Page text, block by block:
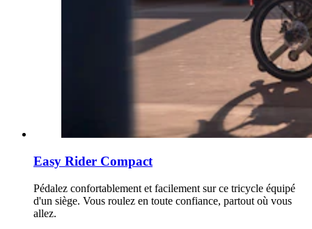
Easy Rider Compact
Pédalez confortablement et facilement sur ce tricycle équipé
d'un siège. Vous roulez en toute confiance, partout où vous
allez.